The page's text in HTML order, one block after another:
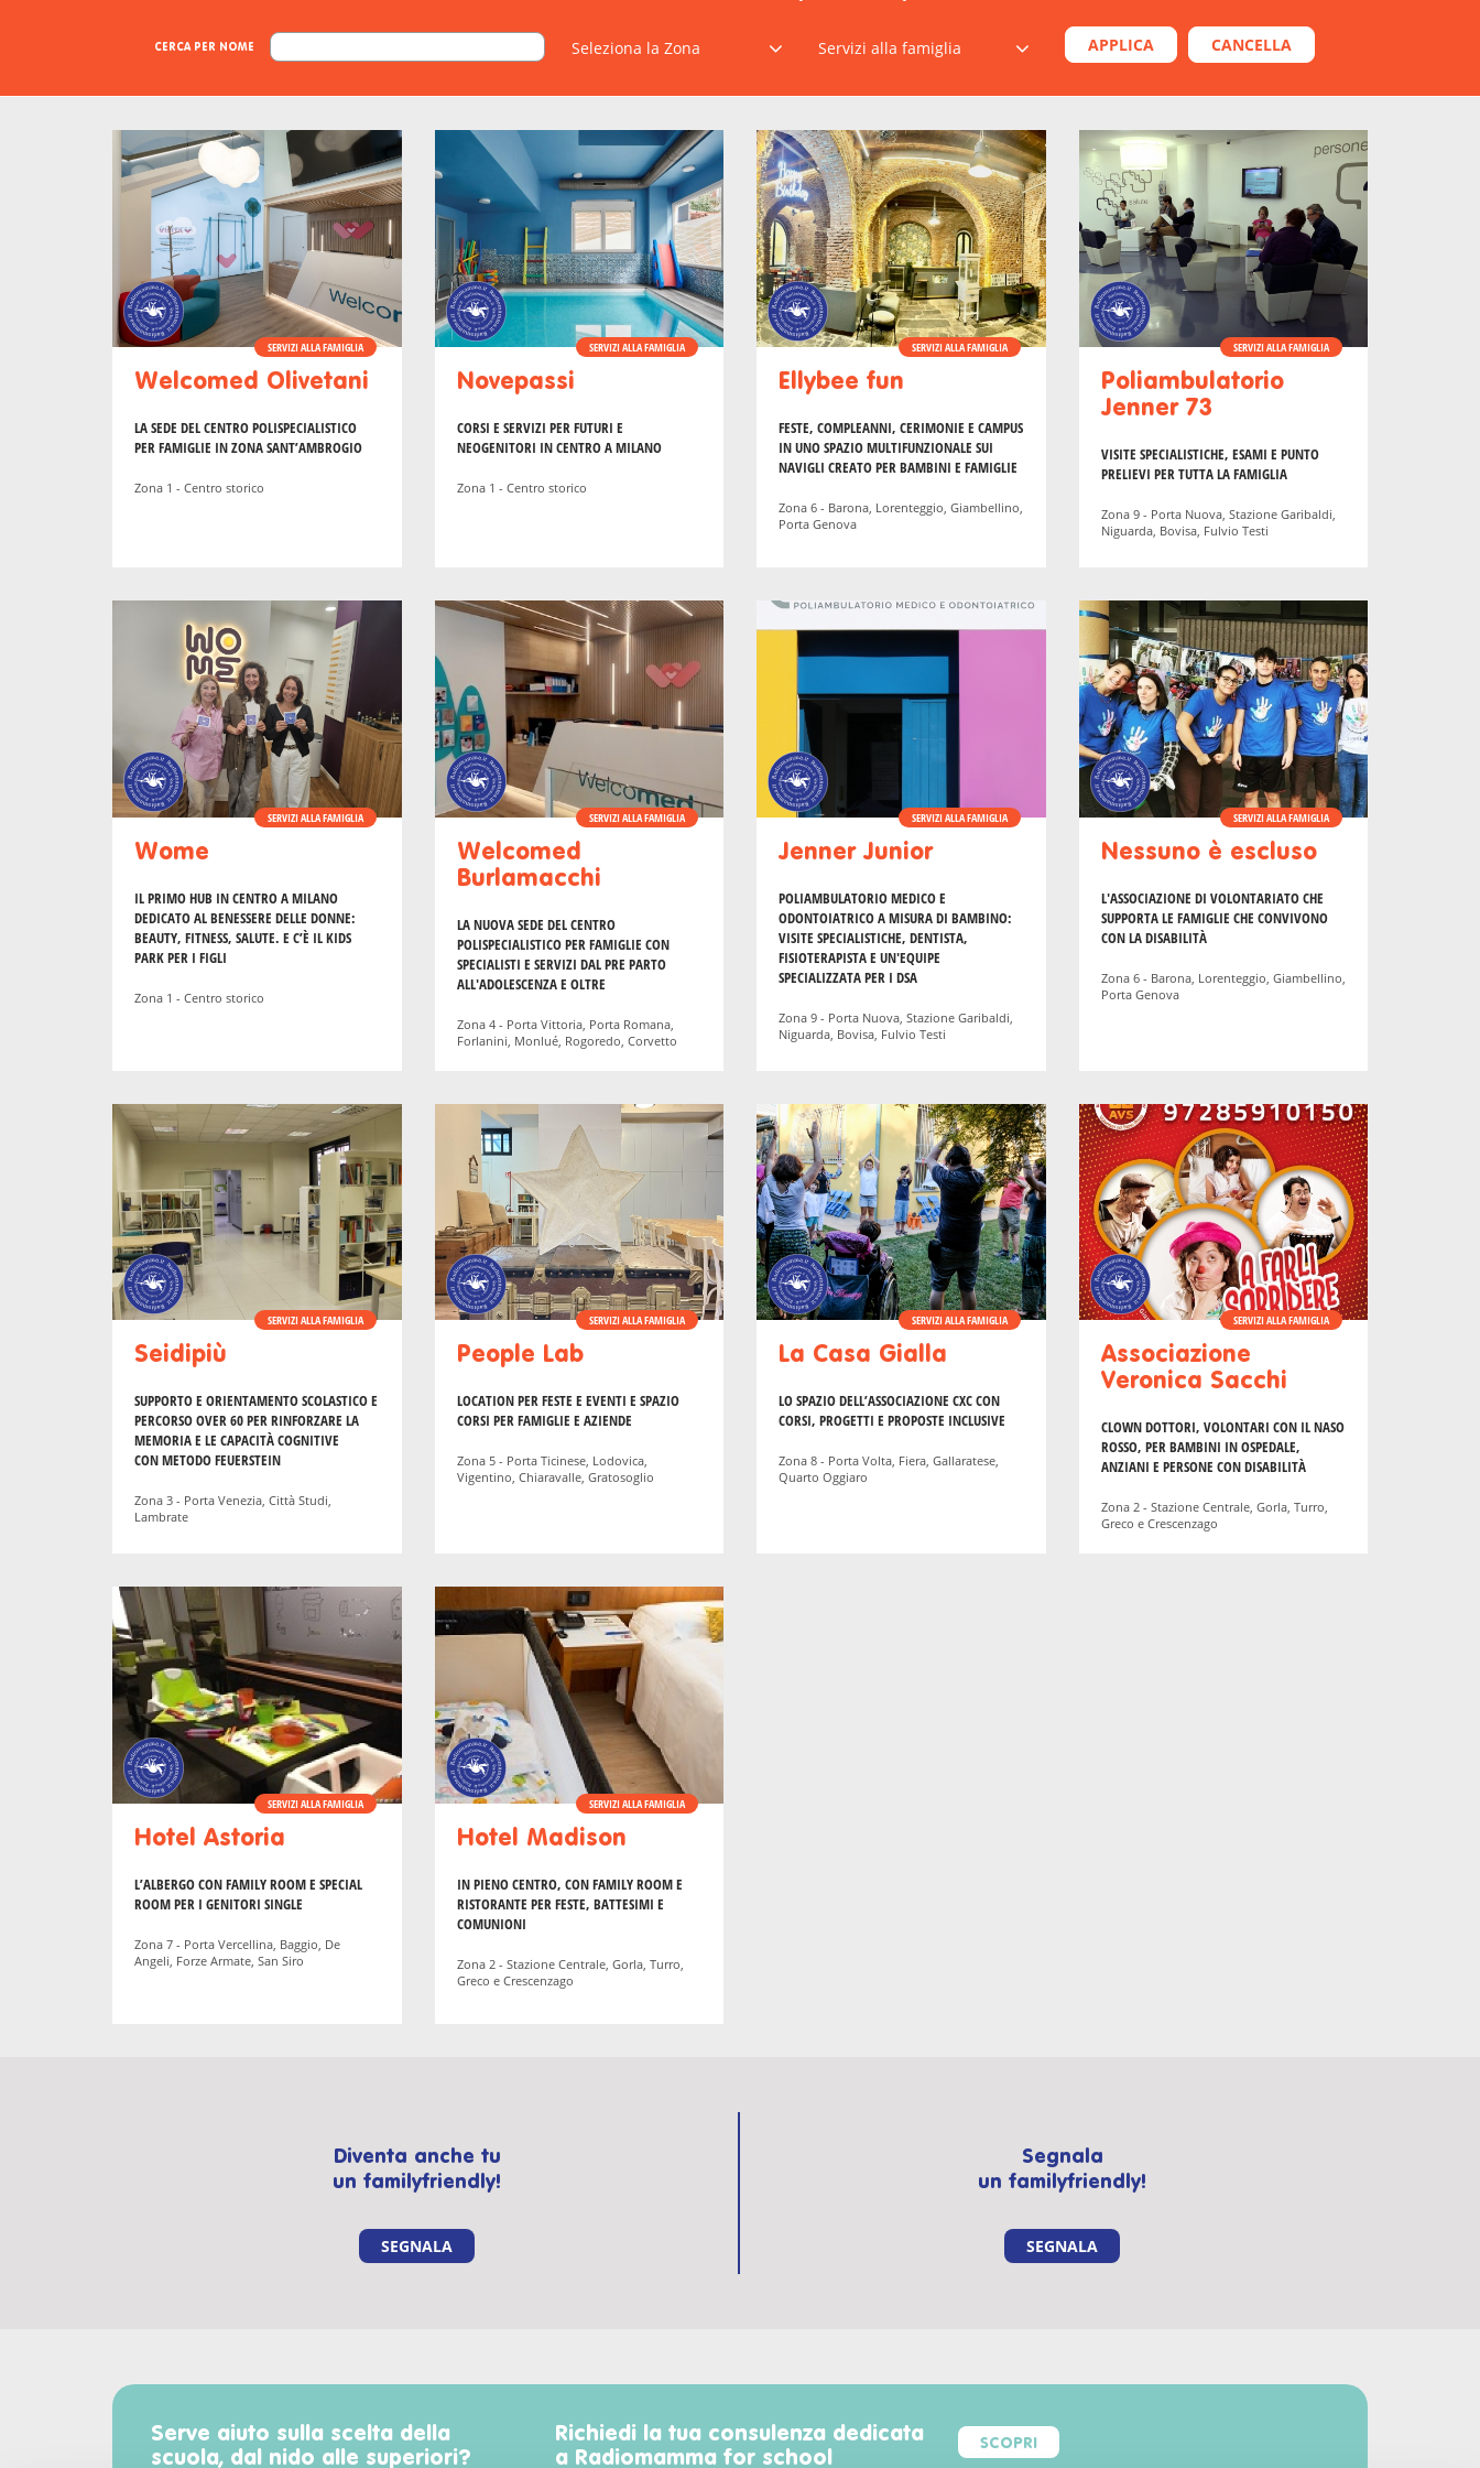
CERCA PER NOME APPLICA CANCELLA
SERVIZI ALLA FAMIGLIA
Welcomed Olivetani
LA SEDE DEL CENTRO POLISPECIALISTICO
PER FAMIGLIE IN ZONA SANT’AMBROGIO
Zona 1 - Centro storico
SERVIZI ALLA FAMIGLIA
Novepassi
CORSI E SERVIZI PER FUTURI E
NEOGENITORI IN CENTRO A MILANO
Zona 1 - Centro storico
SERVIZI ALLA FAMIGLIA
Ellybee fun
FESTE, COMPLEANNI, CERIMONIE E CAMPUS
IN UNO SPAZIO MULTIFUNZIONALE SUI
NAVIGLI CREATO PER BAMBINI E FAMIGLIE
Zona 6 - Barona, Lorenteggio, Giambellino,
Porta Genova
SERVIZI ALLA FAMIGLIA
Poliambulatorio
Jenner 73
VISITE SPECIALISTICHE, ESAMI E PUNTO
PRELIEVI PER TUTTA LA FAMIGLIA
Zona 9 - Porta Nuova, Stazione Garibaldi,
Niguarda, Bovisa, Fulvio Testi
SERVIZI ALLA FAMIGLIA
Wome
IL PRIMO HUB IN CENTRO A MILANO
DEDICATO AL BENESSERE DELLE DONNE:
BEAUTY, FITNESS, SALUTE. E C’È IL KIDS
PARK PER I FIGLI
Zona 1 - Centro storico
SERVIZI ALLA FAMIGLIA
Welcomed
Burlamacchi
LA NUOVA SEDE DEL CENTRO
POLISPECIALISTICO PER FAMIGLIE CON
SPECIALISTI E SERVIZI DAL PRE PARTO
ALL'ADOLESCENZA E OLTRE
Zona 4 - Porta Vittoria, Porta Romana,
Forlanini, Monlué, Rogoredo, Corvetto
SERVIZI ALLA FAMIGLIA
Jenner Junior
POLIAMBULATORIO MEDICO E
ODONTOIATRICOA MISURA DI BAMBINO:
VISITE SPECIALISTICHE, DENTISTA,
FISIOTERAPISTA E UN'EQUIPE
SPECIALIZZATA PER I DSA
Zona 9 - Porta Nuova, Stazione Garibaldi,
Niguarda, Bovisa, Fulvio Testi
SERVIZI ALLA FAMIGLIA
Nessuno è escluso
L'ASSOCIAZIONE DI VOLONTARIATO CHE
SUPPORTA LE FAMIGLIE CHE CONVIVONO
CON LA DISABILITÀ
Zona 6 - Barona, Lorenteggio, Giambellino,
Porta Genova
SERVIZI ALLA FAMIGLIA
Seidipiù
SUPPORTO E ORIENTAMENTO SCOLASTICO E
PERCORSO OVER 60 PER RINFORZARE LA
MEMORIA E LE CAPACITÀ COGNITIVE
CON METODO FEUERSTEIN
Zona 3 - Porta Venezia, Città Studi,
Lambrate
SERVIZI ALLA FAMIGLIA
People Lab
LOCATION PER FESTE E EVENTI E SPAZIO
CORSI PER FAMIGLIE E AZIENDE
Zona 5 - Porta Ticinese, Lodovica,
Vigentino, Chiaravalle, Gratosoglio
SERVIZI ALLA FAMIGLIA
La Casa Gialla
LO SPAZIO DELL’ASSOCIAZIONE CXC CON
CORSI, PROGETTI E PROPOSTE INCLUSIVE
Zona 8 - Porta Volta, Fiera, Gallaratese,
Quarto Oggiaro
SERVIZI ALLA FAMIGLIA
Associazione
Veronica Sacchi
CLOWN DOTTORI, VOLONTARI CON IL NASO
ROSSO, PER BAMBINI IN OSPEDALE,
ANZIANI E PERSONE CON DISABILITÀ
Zona 2 - Stazione Centrale, Gorla, Turro,
Greco e Crescenzago
SERVIZI ALLA FAMIGLIA
Hotel Astoria
L’ALBERGO CON FAMILY ROOM E SPECIAL
ROOM PER I GENITORI SINGLE
Zona 7 - Porta Vercellina, Baggio, De
Angeli, Forze Armate, San Siro
SERVIZI ALLA FAMIGLIA
Hotel Madison
IN PIENO CENTRO, CON FAMILY ROOM E
RISTORANTE PER FESTE, BATTESIMI E
COMUNIONI
Zona 2 - Stazione Centrale, Gorla, Turro,
Greco e Crescenzago
Diventa anche tu
un familyfriendly!
SEGNALA
Segnala
un familyfriendly!
SEGNALA
Serve aiuto sulla scelta della
scuola, dal nido alle superiori?
Richiedi la tua consulenza dedicata
a Radiomamma for school
SCOPRI